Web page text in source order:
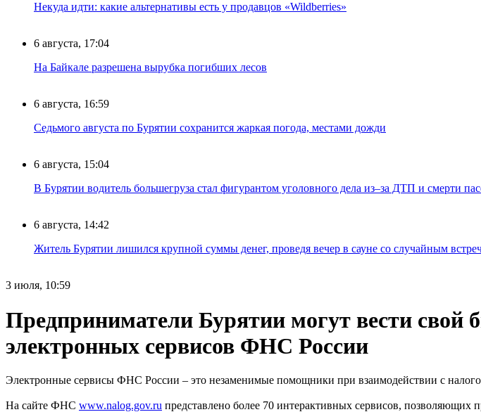
Некуда идти: какие альтернативы есть у продавцов «Wildberries»
6 августа, 17:04
На Байкале разрешена вырубка погибших лесов
6 августа, 16:59
Седьмого августа по Бурятии сохранится жаркая погода, местами дожди
6 августа, 15:04
В Бурятии водитель большегруза стал фигурантом уголовного дела из–за ДТП и смерти
6 августа, 14:42
Житель Бурятии лишился крупной суммы денег, проведя вечер в сауне со случайным
3 июля, 10:59
Предприниматели Бурятии могут вести
электронных сервисов ФНС России
Электронные сервисы ФНС России – это незаменимые помощники при взаимодействии с
На сайте ФНС www.nalog.gov.ru представлено более 70 интерактивных сервисов, позволяющих